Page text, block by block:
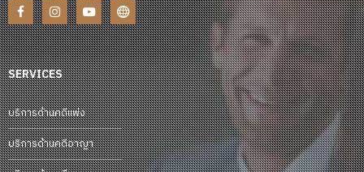
SERVICES
บริการด้านคดีแพ่ง
บริการด้านคดีอาญา